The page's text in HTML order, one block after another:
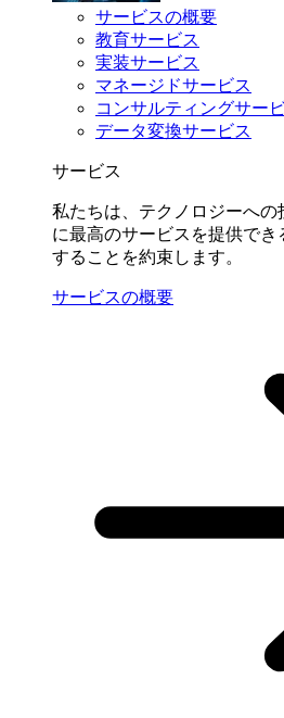
サービスの概要
教育サービス
実装サービス
マネージドサービス
コンサルティングサー
データ変換サービス
サービス
私たちは、テクノロジーへ
に最高のサービスを提供でき
することを約束します。
サービスの概要